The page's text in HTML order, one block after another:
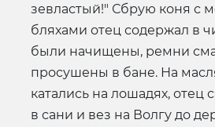
зевластый!" Сбрую коня с
бляхами отец содержал в
были начищены, ремни
просушены в бане. На
катались на лошадях, отец
в сани и вез на Волгу до